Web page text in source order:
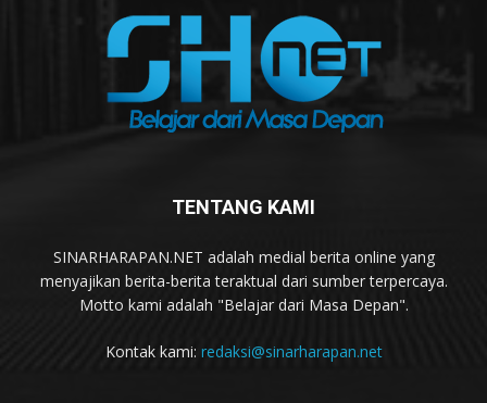
TENTANG KAMI
SINARHARAPAN.NET adalah medial berita online yang
menyajikan berita-berita teraktual dari sumber terpercaya.
Motto kami adalah "Belajar dari Masa Depan".
Kontak kami: redaksi@sinarharapan.net